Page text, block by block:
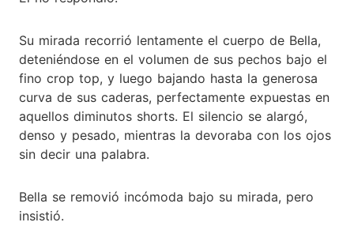
Su mirada recorrió lentamente el cuerpo de Bella,
deteniéndose en el volumen de sus pechos bajo el
fino crop top, y luego bajando hasta la generosa
curva de sus caderas, perfectamente expuestas en
aquellos diminutos shorts. El silencio se alargó,
denso y pesado, mientras la devoraba con los ojos
sin decir una palabra.
Bella se removió incómoda bajo su mirada, pero
insistió.